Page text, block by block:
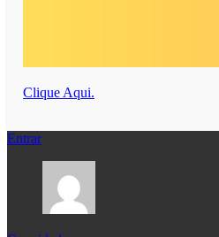
Clique Aqui.
Entrar